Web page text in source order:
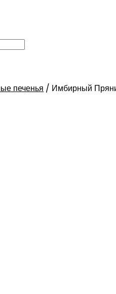
печенья / Имбирный